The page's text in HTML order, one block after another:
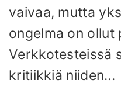
vaivaa, mutta
ongelma on ollut
Verkkotesteissä
kritiikkiä niiden...